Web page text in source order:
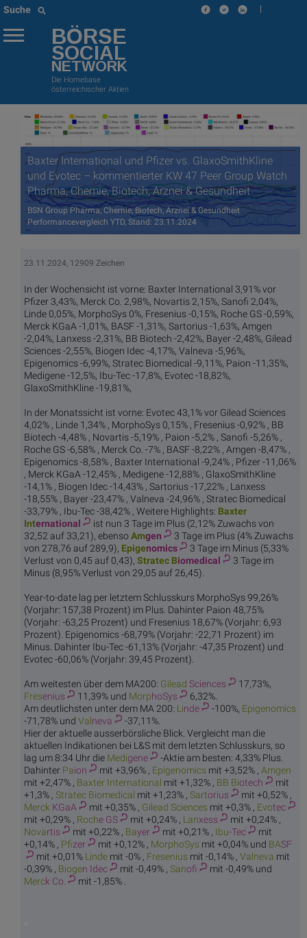
Suche |
BÖRSE
SOCIAL
NETWORK
Die Homebase
österreichischer Aktien
Baxter International und Pfizer vs. GlaxoSmithKline
und Evotec – kommentierter KW 47 Peer Group Watch
Pharma, Chemie, Biotech, Arznei & Gesundheit
BSN Group Pharma, Chemie, Biotech, Arznei & Gesundheit
Performancevergleich YTD, Stand: 23.11.2024
23.11.2024, 12909 Zeichen
In der Wochensicht ist vorne: Baxter International 3,91% vor
Pfizer 3,43%, Merck Co. 2,98%, Novartis 2,15%, Sanofi 2,04%,
Linde 0,05%, MorphoSys 0%, Fresenius -0,15%, Roche GS -0,59%,
Merck KGaA -1,01%, BASF -1,31%, Sartorius -1,63%, Amgen
-2,04%, Lanxess -2,31%, BB Biotech -2,42%, Bayer -2,48%, Gilead
Sciences -2,55%, Biogen Idec -4,17%, Valneva -5,96%,
Epigenomics -6,99%, Stratec Biomedical -9,11%, Paion -11,35%,
Medigene -12,5%, Ibu-Tec -17,8%, Evotec -18,82%,
GlaxoSmithKline -19,81%,
In der Monatssicht ist vorne: Evotec 43,1% vor Gilead Sciences
4,02% , Linde 1,34% , MorphoSys 0,15% , Fresenius -0,92% , BB
Biotech -4,48% , Novartis -5,19% , Paion -5,2% , Sanofi -5,26% ,
Roche GS -6,58% , Merck Co. -7% , BASF -8,22% , Amgen -8,47% ,
Epigenomics -8,58% , Baxter International -9,24% , Pfizer -11,06%
, Merck KGaA -12,45% , Medigene -12,88% , GlaxoSmithKline
-14,1% , Biogen Idec -14,43% , Sartorius -17,22% , Lanxess
-18,55% , Bayer -23,47% , Valneva -24,96% , Stratec Biomedical
-33,79% , Ibu-Tec -38,42% , Weitere Highlights: Baxter
International
ist nun 3 Tage im Plus (2,12% Zuwachs von
32,52 auf 33,21), ebensoAmgen
3 Tage im Plus (4% Zuwachs
von 278,76 auf 289,9), Epigenomics
3 Tage im Minus (5,33%
Verlust von 0,45 auf 0,43), Stratec Biomedical
3 Tage im
Minus (8,95% Verlust von 29,05 auf 26,45).
Year-to-date lag per letztem Schlusskurs MorphoSys 99,26%
(Vorjahr: 157,38 Prozent) im Plus. Dahinter Paion 48,75%
(Vorjahr: -63,25 Prozent) und Fresenius 18,67% (Vorjahr: 6,93
Prozent). Epigenomics -68,79% (Vorjahr: -22,71 Prozent) im
Minus. Dahinter Ibu-Tec -61,13% (Vorjahr: -47,35 Prozent) und
Evotec -60,06% (Vorjahr: 39,45 Prozent).
Am weitesten über dem MA200: Gilead Sciences
17,73%,
Fresenius 11,39% und MorphoSys
6,32%.
Am deutlichsten unter dem MA 200: Linde -100%, Epigenomics
-71,78% und Valneva
-37,11%.
Hier der aktuelle ausserbörsliche Blick. Vergleicht man die
aktuellen Indikationen bei L&S mit dem letzten Schlusskurs, so
lag um 8:34 Uhr die Medigene
-Aktie am besten: 4,33% Plus.
Dahinter Paion mit +3,96% , Epigenomics mit +3,52% , Amgen
mit +2,47% , Baxter International mit +1,32% , BB Biotech
mit
+1,3% , Stratec Biomedical mit +1,23% , Sartorius
mit +0,52% ,
Merck KGaA mit +0,35% , Gilead Sciences mit +0,3% , Evotec
mit +0,29% , Roche GS mit +0,24% , Lanxess
mit +0,24% ,
Novartis mit +0,22% , Bayer mit +0,21% , Ibu-Tec
mit
+0,14% , Pfizer mit +0,12% , MorphoSys mit +0,04% und BASF
mit +0,01% Linde mit -0% , Fresenius mit -0,14% , Valneva mit
-0,39% , Biogen Idec mit -0,49% , Sanofi
mit -0,49% und
Merck Co. mit -1,85% .